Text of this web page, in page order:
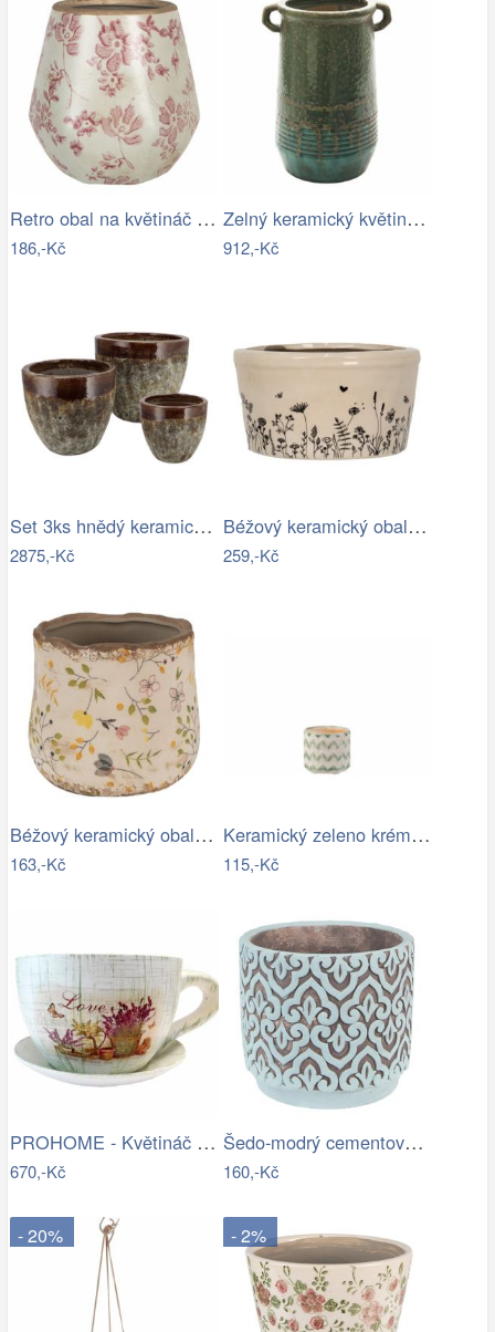
Retro obal na květináč s růžovými květy…
186,-Kč
Zelný keramický květináč/váza s uchy…
912,-Kč
Set 3ks hnědý keramický květináč…
2875,-Kč
Béžový keramický obal na květináč s…
259,-Kč
Béžový keramický obal na květináč se…
163,-Kč
Keramický zeleno krémový květináč se…
115,-Kč
PROHOME - Květináč hrnek Levandule
670,-Kč
Šedo-modrý cementový obal na květináč s…
160,-Kč
- 20% - 2%